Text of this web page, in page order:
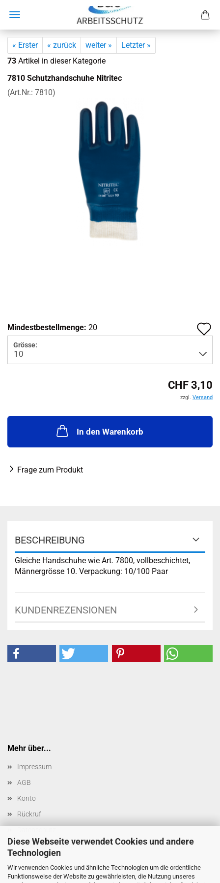
Diese Webseite verwendet Cookies und andere
Technologien
Wir verwenden Cookies und ähnliche Technologien um die ordentliche
Funktionsweise der Website zu gewährleisten, die Nutzung unseres
« Erster « zurück weiter »
Letzter »
73 Artikel in dieser Kategorie
7810 Schutz­hand­schu­he Ni­tri­tec
(Art.Nr.: 7810)
Mindestbestellmenge: 20
Grösse:
CHF 3,10
zzgl. Versand
In den Warenkorb
Frage zum Produkt
BESCHREIBUNG
Gleiche Handschuhe wie Art. 7800, vollbeschichtet,
Männergrösse 10. Verpackung: 10/100 Paar
KUNDENREZENSIONEN
Mehr über...
Impressum
AGB
Konto
Rückruf
Cookie Einstellungen